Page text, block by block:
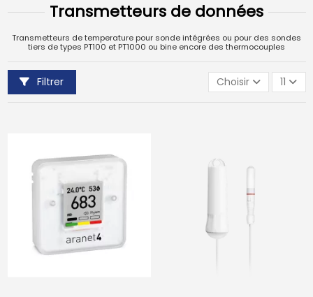
Transmetteurs de données
Transmetteurs de temperature pour sonde intégrées ou pour des sondes
tiers de types PT100 et PT1000 ou bine encore des thermocouples
Filtrer Choisir 11